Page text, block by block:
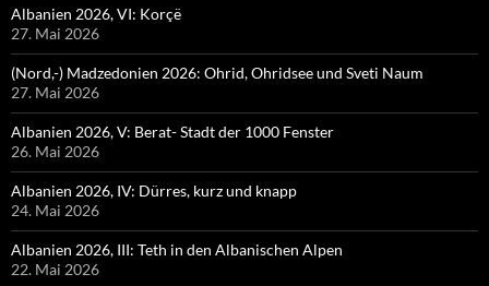
Albanien 2026, VI: Korçë
27. Mai 2026
(Nord,-) Madzedonien 2026: Ohrid, Ohridsee und Sveti Naum
27. Mai 2026
Albanien 2026, V: Berat- Stadt der 1000 Fenster
26. Mai 2026
Albanien 2026, IV: Dürres, kurz und knapp
24. Mai 2026
Albanien 2026, III: Teth in den Albanischen Alpen
22. Mai 2026